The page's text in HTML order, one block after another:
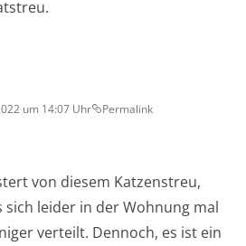
um 14:07 Uhr Permalink
von diesem Katzenstreu,
sich leider in der Wohnung mal
verteilt. Dennoch, es ist ein